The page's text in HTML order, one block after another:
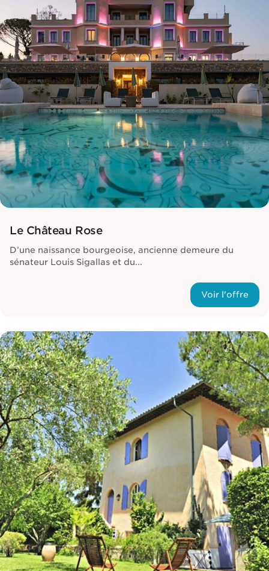
Le Château Rose
D’une naissance bourgeoise, ancienne demeure du
sénateur Louis Sigallas et du...
Voir l'offre